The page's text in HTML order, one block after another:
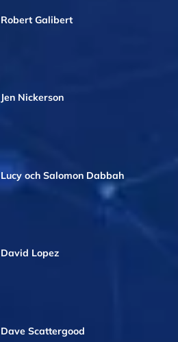
Robert Galibert
Jen Nickerson
Lucy och Salomon Dabbah
David Lopez
Dave Scattergood